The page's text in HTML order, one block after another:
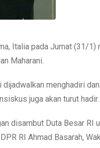
Italia pada Jumat (31/
Maharani.
menghadiri
juga akan turut hadir.
disambut Duta Besar RI
RI Ahmad Basarah,